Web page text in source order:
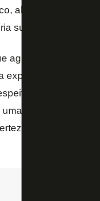
além de
sub-20 em 2016 e
agradeço pela
experiência aqui
muito o Zé,
relação
vou dar